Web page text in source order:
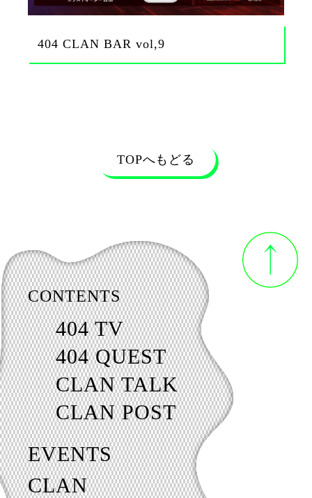
404 CLAN BAR vol,9
TOPへもどる
CONTENTS
404 TV
404 QUEST
CLAN TALK
CLAN POST
EVENTS
CLAN